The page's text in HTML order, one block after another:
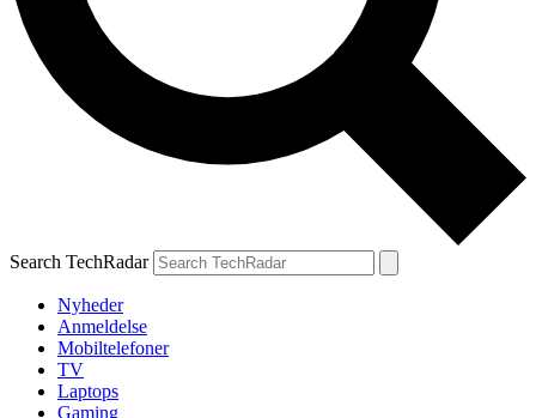
Search TechRadar
Nyheder
Anmeldelse
Mobiltelefoner
TV
Laptops
Gaming